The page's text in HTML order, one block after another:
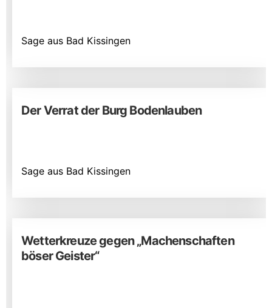
Sage aus Bad Kissingen
Der Verrat der Burg Bodenlauben
Sage aus Bad Kissingen
Wetterkreuze gegen „Machenschaften
böser Geister“